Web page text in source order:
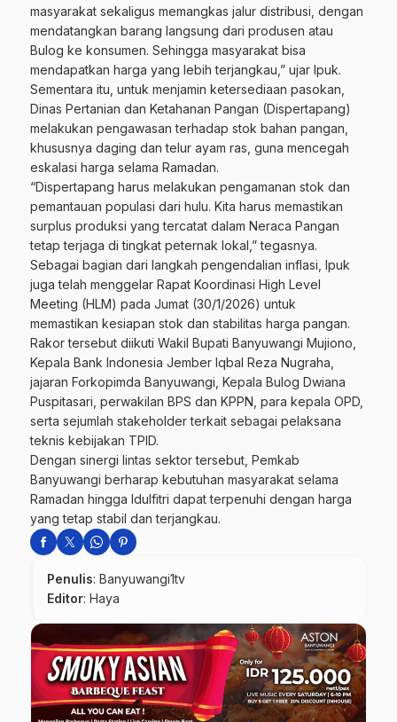
masyarakat sekaligus memangkas jalur distribusi, dengan
mendatangkan barang langsung dari produsen atau
Bulog ke konsumen. Sehingga masyarakat bisa
mendapatkan harga yang lebih terjangkau,” ujar Ipuk.
Sementara itu, untuk menjamin ketersediaan pasokan,
Dinas Pertanian dan Ketahanan Pangan (Dispertapang)
melakukan pengawasan terhadap stok bahan pangan,
khususnya daging dan telur ayam ras, guna mencegah
eskalasi harga selama Ramadan.
“Dispertapang harus melakukan pengamanan stok dan
pemantauan populasi dari hulu. Kita harus memastikan
surplus produksi yang tercatat dalam Neraca Pangan
tetap terjaga di tingkat peternak lokal,” tegasnya.
Sebagai bagian dari langkah pengendalian inflasi, Ipuk
juga telah menggelar Rapat Koordinasi High Level
Meeting (HLM) pada Jumat (30/1/2026) untuk
memastikan kesiapan stok dan stabilitas harga pangan.
Rakor tersebut diikuti Wakil Bupati Banyuwangi Mujiono,
Kepala Bank Indonesia Jember Iqbal Reza Nugraha,
jajaran Forkopimda Banyuwangi, Kepala Bulog Dwiana
Puspitasari, perwakilan BPS dan KPPN, para kepala OPD,
serta sejumlah stakeholder terkait sebagai pelaksana
teknis kebijakan TPID.
Dengan sinergi lintas sektor tersebut, Pemkab
Banyuwangi berharap kebutuhan masyarakat selama
Ramadan hingga Idulfitri dapat terpenuhi dengan harga
yang tetap stabil dan terjangkau.
Penulis: Banyuwangi1tv
Editor: Haya